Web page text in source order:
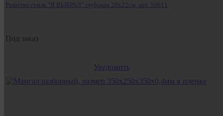
Решетка-гриль "Я ВЫБРАЛ" глубокая 28х22см, арт. 50611
Под заказ
Уведомить